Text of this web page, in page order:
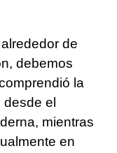
de
debemos
la
el
mientras
en